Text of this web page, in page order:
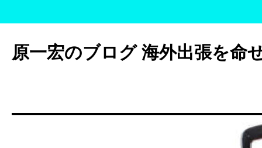
テ
ン
ッ
原一宏のブログ 海外出張を命